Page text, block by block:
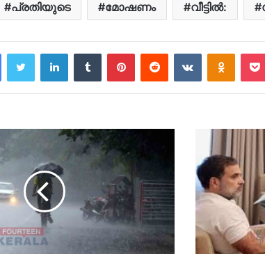
പ്രതിയുടെ മോഷണം വീട്ടിൽ:
FacebookTwitter LinkedInTumblr PinterestReddit VKontakte